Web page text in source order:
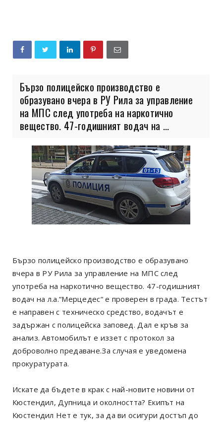
Бързо полицейско производство е
образувано вчера в РУ Рила за управление
на МПС след употреба на наркотично
вещество. 47-годишният водач на ...
Бързо полицейско производство е образувано
вчера в РУ Рила за управление на МПС след
употреба на наркотично вещество. 47-годишният
водач на л.а.“Мерцедес“ е проверен в града. Тестът
е направен с техническо средство, водачът е
задържан с полицейска заповед. Дал е кръв за
анализ. Автомобилът е иззет с протокол за
доброволно предаване.За случая е уведомена
прокуратурата.
Искате да бъдете в крак с най-новите новини от
Кюстендил, Дупница и околността? Екипът на
Кюстендил Нет е тук, за да ви осигури достъп до